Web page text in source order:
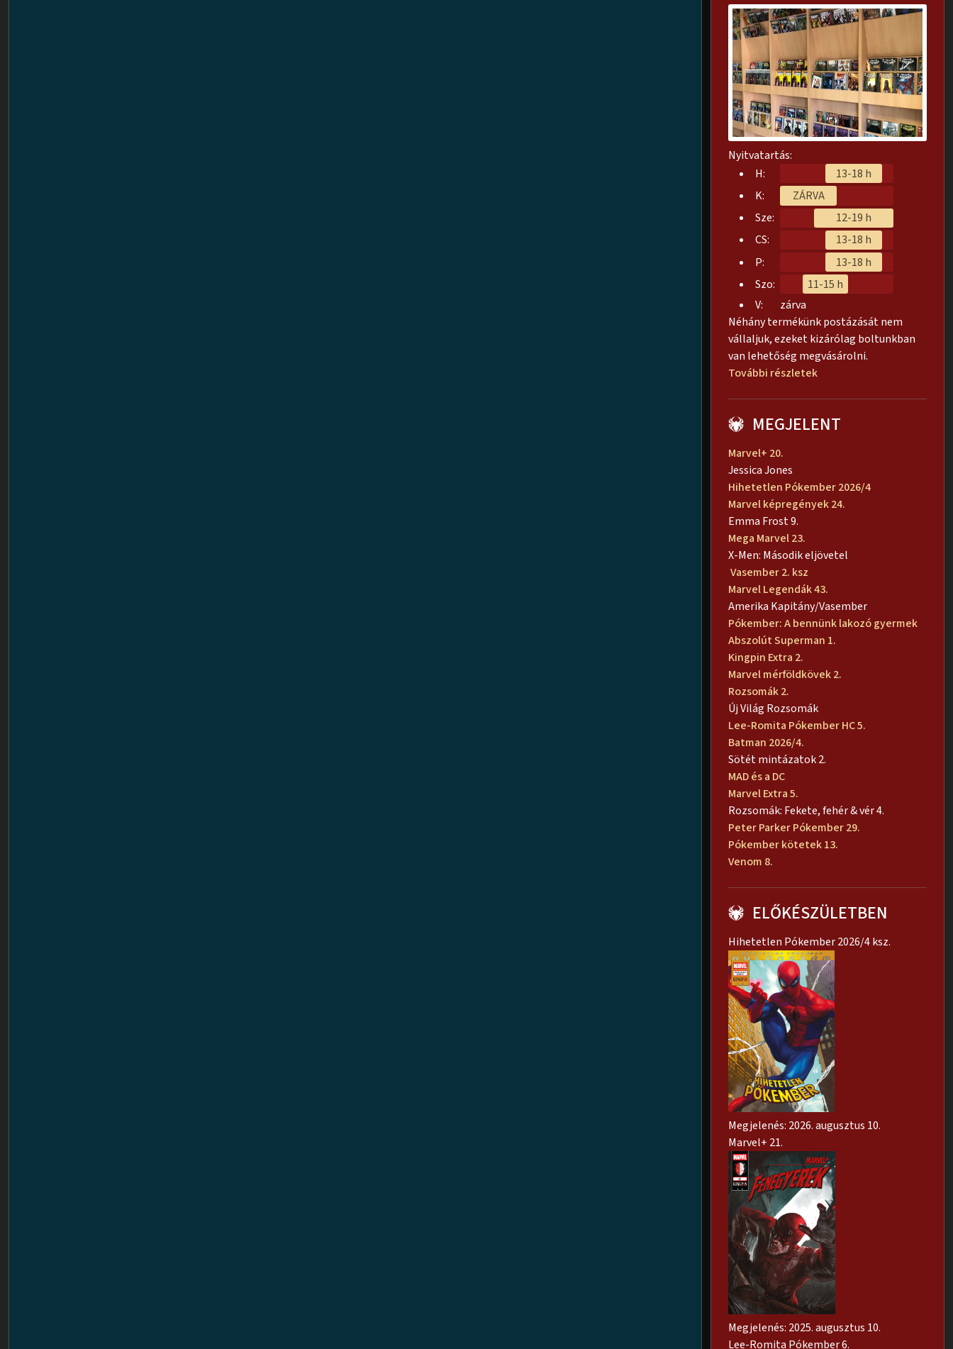
Nyitvatartás:
H:
13-18 h
K:
ZÁRVA
Sze:
12-19 h
CS:
13-18 h
P:
13-18 h
Szo:
11-15 h
V:
zárva
Néhány termékünk postázását nem
vállaljuk, ezeket kizárólag boltunkban
van lehetőség megvásárolni.
További részletek
MEGJELENT
Marvel+ 20.
Jessica Jones
Hihetetlen Pókember 2026/4
Marvel képregények 24.
Emma Frost 9.
Mega Marvel 23.
X-Men: Második eljövetel
Vasember 2. ksz
Marvel Legendák 43.
Amerika Kapitány/Vasember
Pókember: A bennünk lakozó gyermek
Abszolút Superman 1.
Kingpin Extra 2.
Marvel mérföldkövek 2.
Rozsomák 2.
Új Világ Rozsomák
Lee-Romita Pókember HC 5.
Batman 2026/4.
Sötét mintázatok 2.
MAD és a DC
Marvel Extra 5.
Rozsomák: Fekete, fehér & vér 4.
Peter Parker Pókember 29.
Pókember kötetek 13.
Venom 8.
ELŐKÉSZÜLETBEN
Hihetetlen Pókember 2026/4 ksz.
Megjelenés: 2026. augusztus 10.
Marvel+ 21.
Megjelenés: 2025. augusztus 10.
Lee-Romita Pókember 6.